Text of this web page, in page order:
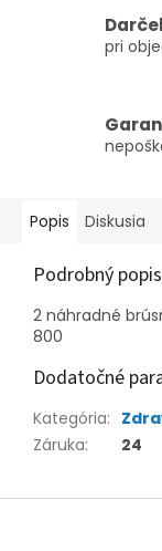
pri
Popis Diskusia
Podrobný popis
2 náhradné
800
Dodatočné
Kategória:
Záruka: 24
Z